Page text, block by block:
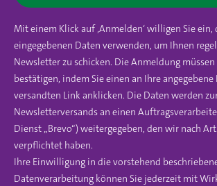
Mit einem Klick auf ‚Anmelden‘ willigen Sie ein,
eingegebenen Daten verwenden, um Ihnen
Newsletter zu schicken. Die Anmeldung müssen
bestätigen, indem Sie einen an Ihre angegebene
versandten Link anklicken. Die Daten werden
Newsletterversands an einen
Dienst „Brevo“) weitergegeben, den wir nach
verpflichtet haben.
Ihre Einwilligung in die vorstehend
Datenverarbeitung können Sie jederzeit mit